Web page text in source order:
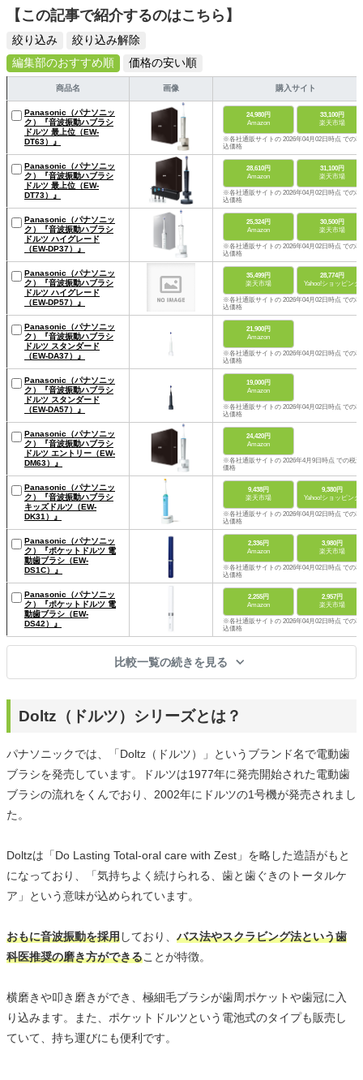
【この記事で紹介するのはこちら】
絞り込み
絞り込み解除
編集部のおすすめ順
価格の安い順
商品名 画像 購入サイト
Panasonic（パナソニッ
ク）『音波振動ハブラシ
ドルツ 最上位（EW-
DT63）』
24,980円
Amazon
33,100円
楽天市場
※各社通販サイトの 2026年04月02日時点 での税
込価格
Panasonic（パナソニッ
ク）『音波振動ハブラシ
ドルツ 最上位（EW-
DT73）』
28,610円
Amazon
31,100円
楽天市場
※各社通販サイトの 2026年04月02日時点 での税
込価格
Panasonic（パナソニッ
ク）『音波振動ハブラシ
ドルツ ハイグレード
（EW-DP37）』
25,324円
Amazon
30,500円
楽天市場
※各社通販サイトの 2026年04月02日時点 での税
込価格
Panasonic（パナソニッ
ク）『音波振動ハブラシ
ドルツ ハイグレード
（EW-DP57）』
35,499円
楽天市場
28,774円
Yahoo!ショッピング
※各社通販サイトの 2026年04月02日時点 での税
込価格
Panasonic（パナソニッ
ク）『音波振動ハブラシ
ドルツ スタンダード
（EW-DA37）』
21,900円
Amazon
※各社通販サイトの 2026年04月02日時点 での税
込価格
Panasonic（パナソニッ
ク）『音波振動ハブラシ
ドルツ スタンダード
（EW-DA57）』
19,000円
Amazon
※各社通販サイトの 2026年04月02日時点 での税
込価格
Panasonic（パナソニッ
ク）『音波振動ハブラシ
ドルツ エントリー（EW-
DM63）』
24,420円
Amazon
※各社通販サイトの 2026年4月9日時点 での税込
価格
Panasonic（パナソニッ
ク）『音波振動ハブラシ
キッズドルツ（EW-
DK31）』
9,438円
楽天市場
9,380円
Yahoo!ショッピング
※各社通販サイトの 2026年04月02日時点 での税
込価格
Panasonic（パナソニッ
ク）『ポケットドルツ 電
動歯ブラシ（EW-
DS1C）』
2,336円
Amazon
3,980円
楽天市場
※各社通販サイトの 2026年04月02日時点 での税
込価格
Panasonic（パナソニッ
ク）『ポケットドルツ 電
動歯ブラシ（EW-
DS42）』
2,255円
Amazon
2,957円
楽天市場
※各社通販サイトの 2026年04月02日時点 での税
込価格
比較一覧の続きを見る
Doltz（ドルツ）シリーズとは？
パナソニックでは、「Doltz（ドルツ）」というブランド名で電動歯
ブラシを発売しています。ドルツは1977年に発売開始された電動歯
ブラシの流れをくんでおり、2002年にドルツの1号機が発売されまし
た。
Doltzは「Do Lasting Total-oral care with Zest」を略した造語がもと
になっており、「気持ちよく続けられる、歯と歯ぐきのトータルケ
ア」という意味が込められています。
おもに音波振動を採用しており、 バス法やスクラビング法という歯
科医推奨の磨き方ができることが特徴。
横磨きや叩き磨きができ、極細毛ブラシが歯周ポケットや歯冠に入
り込みます。また、ポケットドルツという電池式のタイプも販売し
ていて、持ち運びにも便利です。